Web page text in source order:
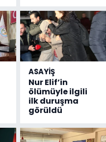
ASAYİŞ
Nur Elif’in
ölümüyle ilgili
ilk duruşma
görüldü